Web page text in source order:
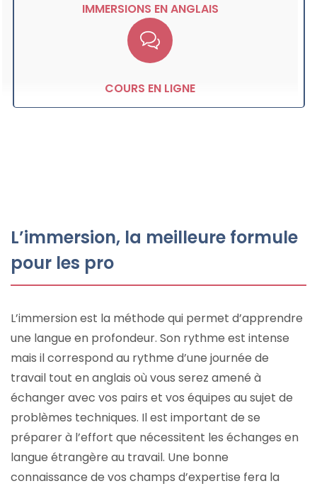
IMMERSIONS EN ANGLAIS
COURS EN LIGNE
L’immersion, la meilleure formule
pour les pro
L’immersion est la méthode qui permet d’apprendre
une langue en profondeur. Son rythme est intense
mais il correspond au rythme d’une journée de
travail tout en anglais où vous serez amené à
échanger avec vos pairs et vos équipes au sujet de
problèmes techniques. Il est important de se
préparer à l’effort que nécessitent les échanges en
langue étrangère au travail. Une bonne
connaissance de vos champs d’expertise fera la